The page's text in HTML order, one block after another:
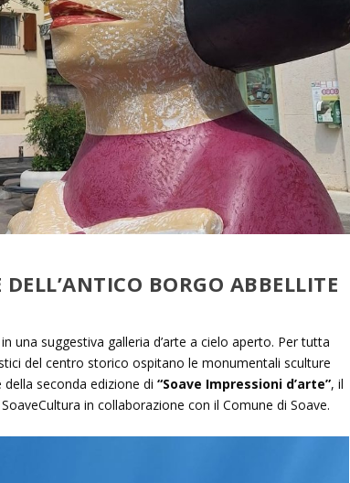
DELL’ANTICO BORGO ABBELLITE
una suggestiva galleria d’arte a cielo aperto. Per tutta
del centro storico ospitano le monumentali sculture
seconda edizione di “Soave Impressioni d’arte”, il
in collaborazione con il Comune di Soave.